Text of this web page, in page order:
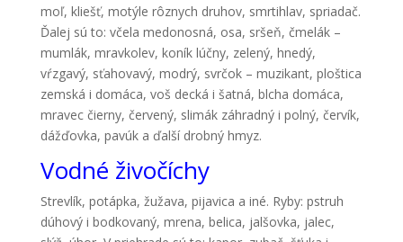
moľ, kliešť, motýle rôznych druhov, smrtihlav, spriadač.
Ďalej sú to: včela medonosná, osa, sršeň, čmelák –
mumlák, mravkolev, koník lúčny, zelený, hnedý,
vŕzgavý, sťahovavý, modrý, svrčok – muzikant, ploštica
zemská i domáca, voš decká i šatná, blcha domáca,
mravec čierny, červený, slimák záhradný i polný, červík,
dážďovka, pavúk a ďalší drobný hmyz.
Vodné živočíchy
Strevlík, potápka, žužava, pijavica a iné. Ryby: pstruh
dúhový i bodkovaný, mrena, belica, jalšovka, jalec,